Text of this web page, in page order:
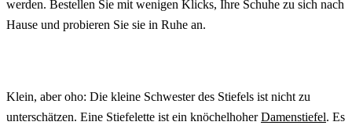
werden. Bestellen Sie mit wenigen Klicks, Ihre Schuhe zu sich nach
Hause und probieren Sie sie in Ruhe an.
Klein, aber oho: Die kleine Schwester des Stiefels ist nicht zu
unterschätzen. Eine Stiefelette ist ein knöchelhoherDamenstiefel. Es